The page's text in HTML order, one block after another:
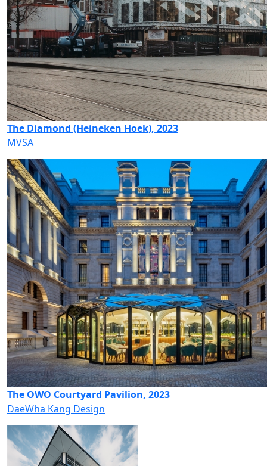
The Diamond (Heineken Hoek), 2023
MVSA
The OWO Courtyard Pavilion, 2023
DaeWha Kang Design